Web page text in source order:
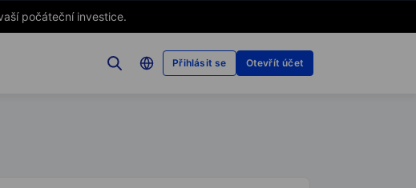
Přihlásit se Otevřít účet
počáteční investice.